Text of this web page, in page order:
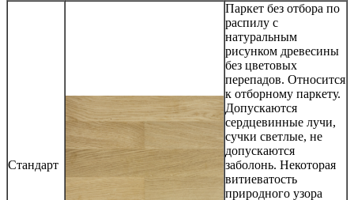
Стандарт
Паркет без отбора по
распилу с
натуральным
рисунком древесины
без цветовых
перепадов. Относится
к отборному паркету.
Допускаются
сердцевинные лучи,
сучки светлые, не
допускаются
заболонь. Некоторая
витиеватость
природного узора